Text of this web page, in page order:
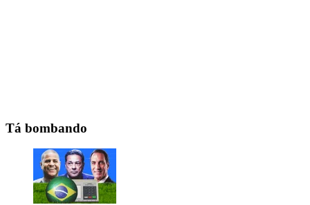
Tá bombando